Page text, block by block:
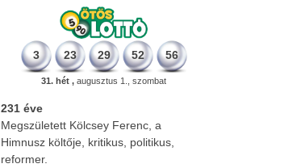
3 23 29 52 56
31. hét , augusztus 1., szombat
231 éve
Megszületett Kölcsey Ferenc, a
Himnusz költője, kritikus, politikus,
reformer.